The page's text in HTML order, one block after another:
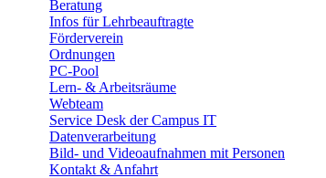
Beratung
Infos für Lehrbeauftragte
Förderverein
Ordnungen
PC-Pool
Lern- & Arbeitsräume
Webteam
Service Desk der Campus IT
Datenverarbeitung
Bild- und Videoaufnahmen mit Personen
Kontakt & Anfahrt